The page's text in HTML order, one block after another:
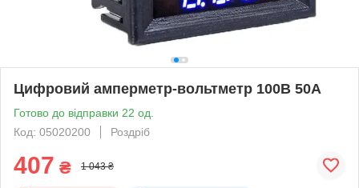
Цифровий амперметр-вольтметр 100В 50А
Готово до відправки 22 од.
Код: 05020200
Роздріб
407 ₴ 1 043 ₴